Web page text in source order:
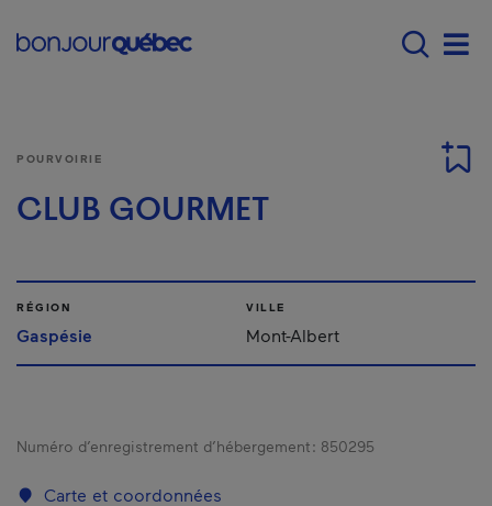
Main navigation -
POURVOIRIE
CLUB GOURMET
RÉGION
Gaspésie
VILLE
Mont-Albert
Numéro d’enregistrement d’hébergement : 850295
Carte et coordonnées